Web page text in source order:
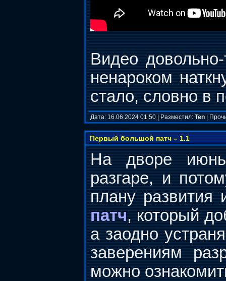
Видео
ненароком
стало, словно в
Дата: 16.06.2024 01:50 | Разместил:Ten|
Первый большой патч – 1.1
На дворе
разгаре, и
плану
патч, который
а заодно
заверениям
можно